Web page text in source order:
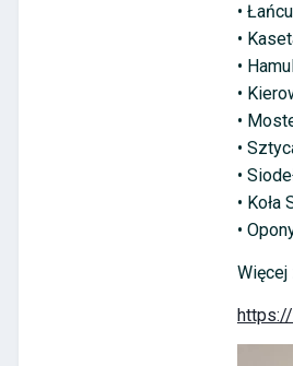
•
•
•
•
•
•
•
•
•
Więcej